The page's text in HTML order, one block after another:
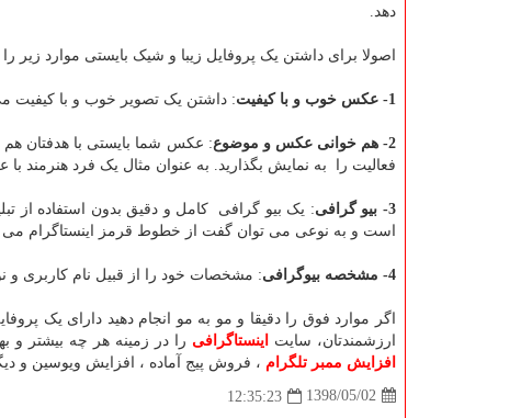
دهد.
اصولا برای داشتن یک پروفایل زیبا و شیک بایستی موارد زیر را
1- عکس خوب و با کیفیت : داشتن یک تصویر خوب و با کیفیت
2- هم خوانی عکس و موضوع
: عکس شما بایستی با هدفتان هم
فعالیت را به نمایش بگذارید. به عنوان مثال یک فرد
3- بیو گرافی
: یک بیو گرافی کامل و دقیق بدون استفاده از
است و به نوعی می توان گفت از خطوط قرمز اینستاگرام می
4- مشخصه بیوگرافی : مشخصات خود را از قبیل نام کاربری و
اگر موارد فوق را دقیقا و مو به مو انجام دهید دارای یک
ارزشمندتان، سایت
اینستاگرافی را در زمینه هر چه بیشتر و
افزایش ممبر تلگرام ، فروش پیج آماده ، افزایش ویوسین و
1398/05/02
12:35:23